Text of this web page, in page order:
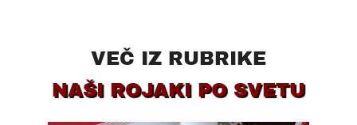
VEČ IZ RUBRIKE
NAŠI ROJAKI PO SVETU